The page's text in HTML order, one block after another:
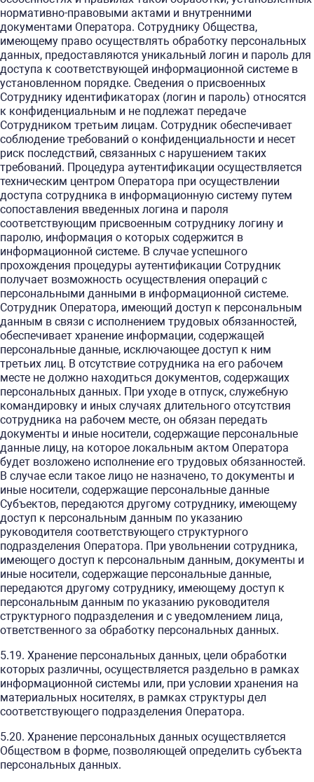
нормативно-правовыми актами и внутренними
документами Оператора. Сотруднику Общества,
имеющему право осуществлять обработку персональных
данных, предоставляются уникальный логин и пароль для
доступа к соответствующей информационной системе в
установленном порядке. Сведения о присвоенных
Сотруднику идентификаторах (логин и пароль) относятся
к конфиденциальным и не подлежат передаче
Сотрудником третьим лицам. Сотрудник обеспечивает
соблюдение требований о конфиденциальности и несет
риск последствий, связанных с нарушением таких
требований. Процедура аутентификации осуществляется
техническим центром Оператора при осуществлении
доступа сотрудника в информационную систему путем
сопоставления введенных логина и пароля
соответствующим присвоенным сотруднику логину и
паролю, информация о которых содержится в
информационной системе. В случае успешного
прохождения процедуры аутентификации Сотрудник
получает возможность осуществления операций с
персональными данными в информационной системе.
Сотрудник Оператора, имеющий доступ к персональным
данным в связи с исполнением трудовых обязанностей,
обеспечивает хранение информации, содержащей
персональные данные, исключающее доступ к ним
третьих лиц. В отсутствие сотрудника на его рабочем
месте не должно находиться документов, содержащих
персональных данных. При уходе в отпуск, служебную
командировку и иных случаях длительного отсутствия
сотрудника на рабочем месте, он обязан передать
документы и иные носители, содержащие персональные
данные лицу, на которое локальным актом Оператора
будет возложено исполнение его трудовых обязанностей.
В случае если такое лицо не назначено, то документы и
иные носители, содержащие персональные данные
Субъектов, передаются другому сотруднику, имеющему
доступ к персональным данным по указанию
руководителя соответствующего структурного
подразделения Оператора. При увольнении сотрудника,
имеющего доступ к персональным данным, документы и
иные носители, содержащие персональные данные,
передаются другому сотруднику, имеющему доступ к
персональным данным по указанию руководителя
структурного подразделения и с уведомлением лица,
ответственного за обработку персональных данных.
5.19. Хранение персональных данных, цели обработки
которых различны, осуществляется раздельно в рамках
информационной системы или, при условии хранения на
материальных носителях, в рамках структуры дел
соответствующего подразделения Оператора.
5.20. Хранение персональных данных осуществляется
Обществом в форме, позволяющей определить субъекта
персональных данных.